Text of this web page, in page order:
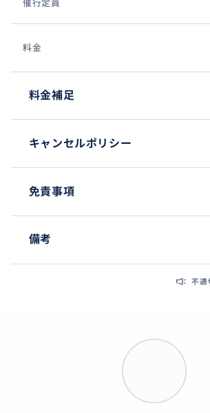
止まってしまうのは、もしかしたらパ
かも？しれませんね♪
エズ村にはこんな可愛いスポットが沢
催行定員
料金
料金補足
キャンセルポリシー
免責事項
備考
不適